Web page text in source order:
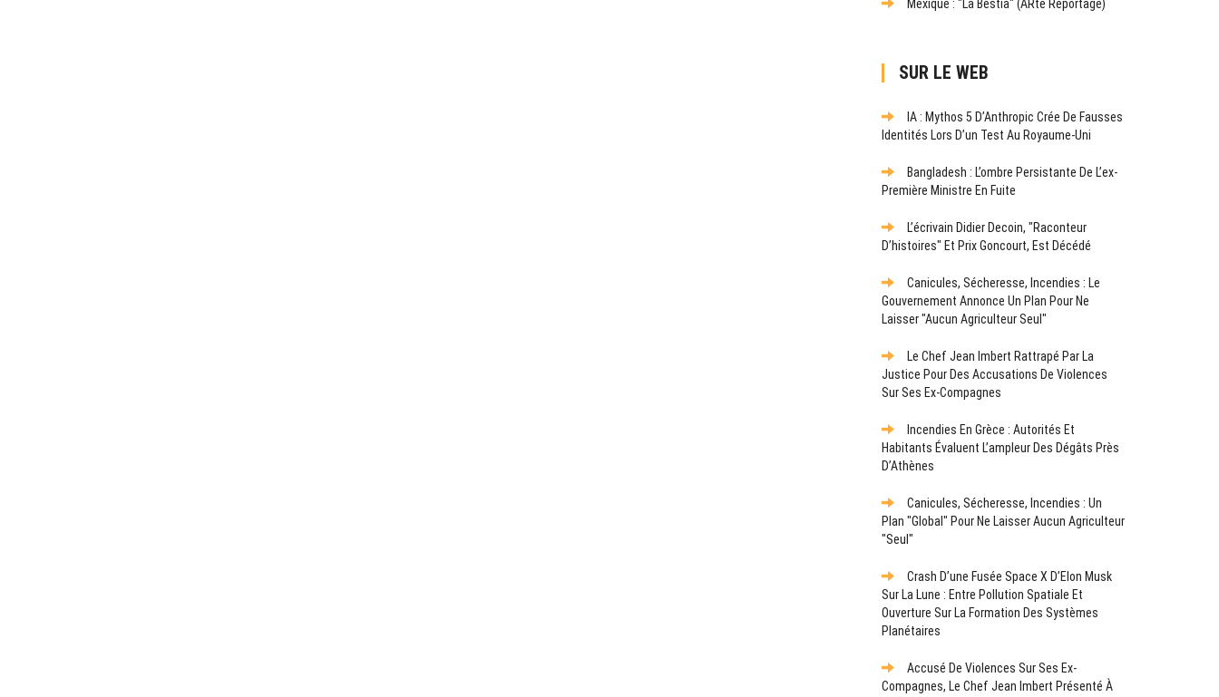
Mexique : "La Bestia" (ARte Reportage)
SUR LE WEB
IA : Mythos 5 D’Anthropic Crée De Fausses
Identités Lors D’un Test Au Royaume-Uni
Bangladesh : L’ombre Persistante De L’ex-
Première Ministre En Fuite
L’écrivain Didier Decoin, "raconteur
D’histoires" Et Prix Goncourt, Est Décédé
Canicules, Sécheresse, Incendies : Le
Gouvernement Annonce Un Plan Pour Ne
Laisser "aucun Agriculteur Seul"
Le Chef Jean Imbert Rattrapé Par La
Justice Pour Des Accusations De Violences
Sur Ses Ex-Compagnes
Incendies En Grèce : Autorités Et
Habitants Évaluent L’ampleur Des Dégâts Près
D’Athènes
Canicules, Sécheresse, Incendies : Un
Plan "global" Pour Ne Laisser Aucun Agriculteur
"seul"
Crash D’une Fusée Space X D’Elon Musk
Sur La Lune : Entre Pollution Spatiale Et
Ouverture Sur La Formation Des Systèmes
Planétaires
Accusé De Violences Sur Ses Ex-
Compagnes, Le Chef Jean Imbert Présenté À